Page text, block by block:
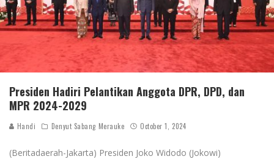
Presiden Hadiri Pelantikan Anggota DPR, DPD, dan
MPR 2024-2029
Handi Denyut Sabang Merauke October 1, 2024
(Beritadaerah-Jakarta) Presiden Joko Widodo (Jokowi)